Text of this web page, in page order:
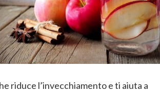
riduce l’invecchiamento e ti aiuta a